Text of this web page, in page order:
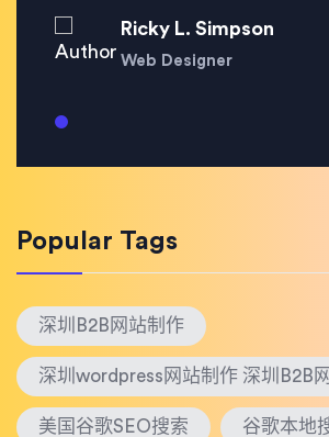
Ricky L. Simpson
Web Designer
Popular Tags
深圳B2B网站制作
深圳wordpress网站制作 深圳B2B
美国谷歌SEO搜索 谷歌本地